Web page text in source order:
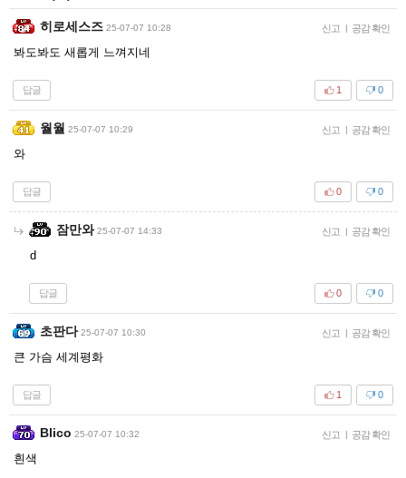
히로세스즈 25-07-07 10:28 신고 | 공감 확인
봐도봐도 새롭게 느껴지네
답글 0
1
월월 25-07-07 10:29 신고 | 공감 확인
와
답글 0
0
잠만와 25-07-07 14:33 신고 | 공감 확인
d
답글 0
0
초판다 25-07-07 10:30 신고 | 공감 확인
큰 가슴 세계평화
답글 0
1
Blico 25-07-07 10:32 신고 | 공감 확인
흰색